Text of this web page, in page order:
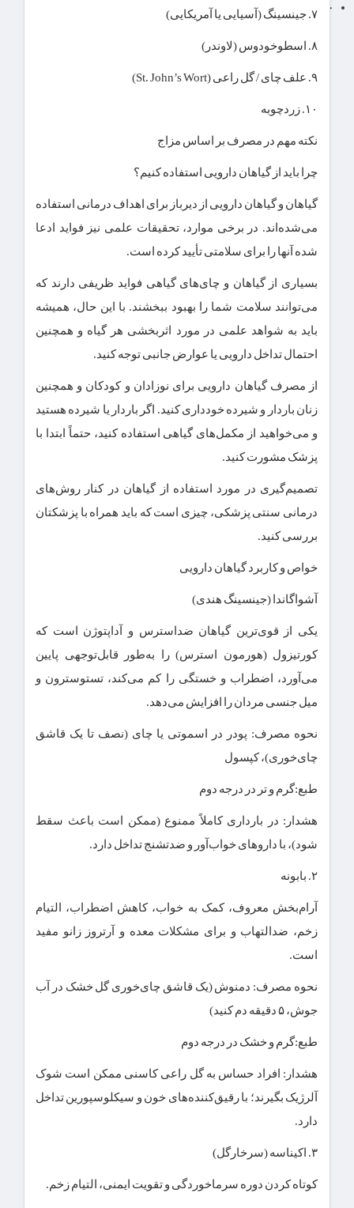
خرید انواع دیزل ژنراتور
۷. جینسینگ (آسیایی یا آمریکایی)
۸. اسطوخودوس (لاوندر)
۹. علف چای / گل راعی (St. John’s Wort)
۱۰. زردچوبه
نکته مهم در مصرف بر اساس مزاج
چرا باید از گیاهان دارویی استفاده کنیم؟
گیاهان و گیاهان دارویی از دیرباز برای اهداف درمانی استفاده
می‌شده‌اند. در برخی موارد، تحقیقات علمی نیز فواید ادعا
شده آنها را برای سلامتی تأیید کرده است.
بسیاری از گیاهان و چای‌های گیاهی فواید ظریفی دارند که
می‌توانند سلامت شما را بهبود ببخشند. با این حال، همیشه
باید به شواهد علمی در مورد اثربخشی هر گیاه و همچنین
احتمال تداخل دارویی یا عوارض جانبی توجه کنید.
از مصرف گیاهان دارویی برای نوزادان و کودکان و همچنین
زنان باردار و شیرده خودداری کنید. اگر باردار یا شیرده هستید
و می‌خواهید از مکمل‌های گیاهی استفاده کنید، حتماً ابتدا با
پزشک مشورت کنید.
تصمیم‌گیری در مورد استفاده از گیاهان در کنار روش‌های
درمانی سنتی پزشکی، چیزی است که باید همراه با پزشکتان
بررسی کنید.
خواص و کاربرد گیاهان دارویی
آشواگاندا (جینسینگ هندی)
یکی از قوی‌ترین گیاهان ضداسترس و آداپتوژن است که
کورتیزول (هورمون استرس) را به‌طور قابل‌توجهی پایین
می‌آورد، اضطراب و خستگی را کم می‌کند، تستوسترون و
میل جنسی مردان را افزایش می‌دهد.
نحوه مصرف: پودر در اسموتی یا چای (نصف تا یک قاشق
چای‌خوری)، کپسول
طبع:گرم و تر در درجه دوم
هشدار: در بارداری کاملاً ممنوع (ممکن است باعث سقط
شود)، با داروهای خواب‌آور و ضدتشنج تداخل دارد.
۲. بابونه
آرام‌بخش معروف، کمک به خواب، کاهش اضطراب، التیام
زخم، ضدالتهاب و برای مشکلات معده و آرتروز زانو مفید
است.
نحوه مصرف: دمنوش (یک قاشق چای‌خوری گل خشک در آب
جوش، ۵ دقیقه دم کنید)
طبع:گرم و خشک در درجه دوم
هشدار: افراد حساس به گل راعی کاسنی ممکن است شوک
آلرژیک بگیرند؛ با رقیق‌کننده‌های خون و سیکلوسپورین تداخل
دارد.
۳. اکیناسه (سرخارگل)
کوتاه کردن دوره سرماخوردگی و تقویت ایمنی، التیام زخم.